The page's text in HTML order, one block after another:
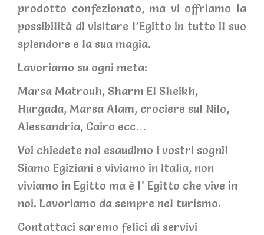
prodotto confezionato, ma vi offriamo la
possibilità di visitare l’Egitto in tutto il suo
splendore e la sua magia.
Lavoriamo su ogni meta:
Marsa Matrouh, Sharm El Sheikh,
Hurgada, Marsa Alam, crociere sul Nilo,
Alessandria, Cairo ecc…
Voi chiedete noi esaudimo i vostri sogni!
Siamo Egiziani e viviamo in Italia, non
viviamo in Egitto ma è l’ Egitto che vive in
noi. Lavoriamo da sempre nel turismo.
Contattaci saremo felici di servivi